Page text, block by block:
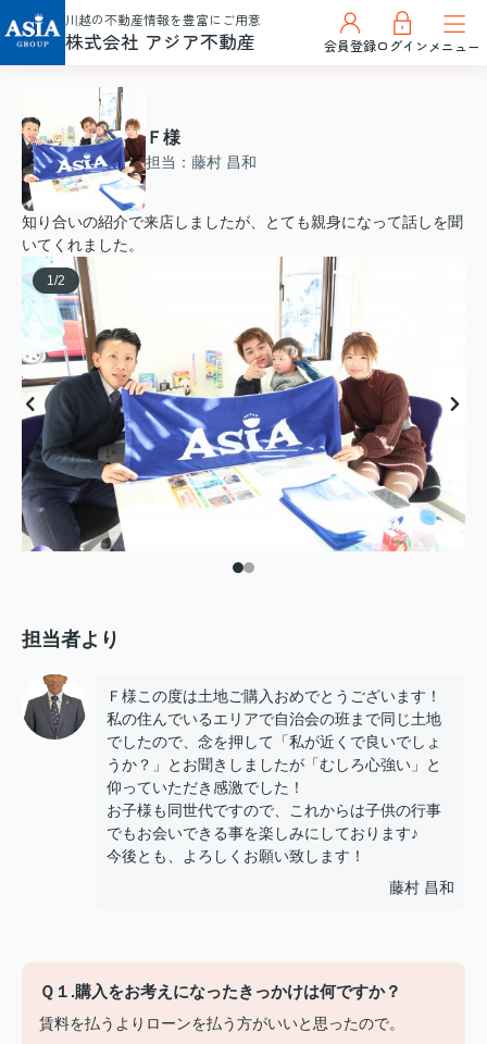
川越の不動産情報を豊富にご用意
株式会社 アジア不動産 会員登録ログインメニュー
Ｆ様
担当：藤村 昌和
知り合いの紹介で来店しましたが、とても親身になって話しを聞
いてくれました。
1 /2
担当者より
Ｆ様この度は土地ご購入おめでとうございます！
私の住んでいるエリアで自治会の班まで同じ土地
でしたので、念を押して「私が近くで良いでしょ
うか？」とお聞きしましたが「むしろ心強い」と
仰っていただき感激でした！
お子様も同世代ですので、これからは子供の行事
でもお会いできる事を楽しみにしております♪
今後とも、よろしくお願い致します！
藤村 昌和
Ｑ１.購入をお考えになったきっかけは何ですか？
賃料を払うよりローンを払う方がいいと思ったので。